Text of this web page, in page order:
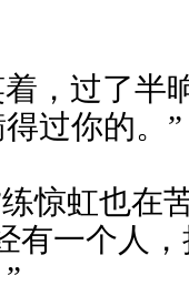
，过了半
过你的。”
惊虹也在
有一个人